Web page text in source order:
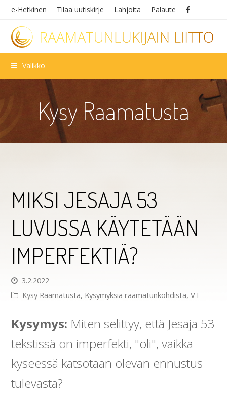
e-Hetkinen Tilaa uutiskirje Lahjoita Palaute
Valikko
Kysy Raamatusta
MIKSI JESAJA 53
LUVUSSA KÄYTETÄÄN
IMPERFEKTIÄ?
3.2.2022
Kysy Raamatusta, Kysymyksiä raamatunkohdista,VT
Kysymys: Miten selittyy, että Jesaja 53
tekstissä on imperfekti, "oli", vaikka
kyseessä katsotaan olevan ennustus
tulevasta?